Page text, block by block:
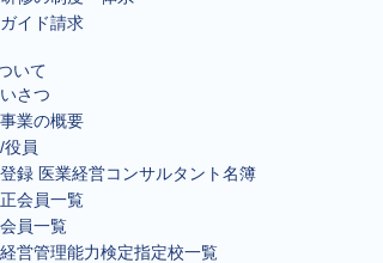
イド請求
いて
さつ
業の概要
役員
録 医業経営コンサルタント名簿
会員一覧
員一覧
営管理能力検定指定校一覧